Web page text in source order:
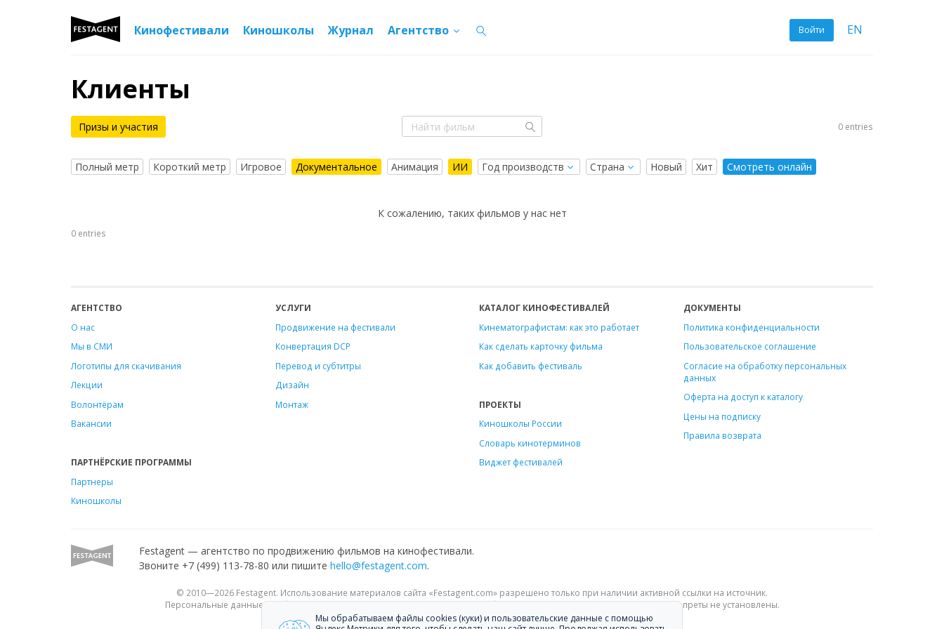
Войти EN
Кинофестивали Киношколы Журнал Агентство
Клиенты
Призы и участия 0 entries
Полный метр Короткий метр Игровое Документальное Анимация ИИ Новый Хит Смотреть онлайн
К сожалению, таких фильмов у нас нет
0 entries
АГЕНТСТВО
О нас
Мы в СМИ
Логотипы для скачивания
Лекции
Волонтёрам
Вакансии
ПАРТНЁРСКИЕ ПРОГРАММЫ
Партнеры
Киношколы
УСЛУГИ
Продвижение на фестивали
Конвертация DCP
Перевод и субтитры
Дизайн
Монтаж
КАТАЛОГ КИНОФЕСТИВАЛЕЙ
Кинематографистам: как это работает
Как сделать карточку фильма
Как добавить фестиваль
ПРОЕКТЫ
Киношколы России
Словарь кинотерминов
Виджет фестивалей
ДОКУМЕНТЫ
Политика конфиденциальности
Пользовательское соглашение
Согласие на обработку персональных
данных
Оферта на доступ к каталогу
Цены на подписку
Правила возврата
Festagent — агентство по продвижению фильмов на кинофестивали.
Звоните +7 (499) 113-78-80 или пишите hello@festagent.com.
© 2010—2026 Festagent. Использование материалов сайта «Festagent.com» разрешено только при наличии активной ссылки на источник.
Персональные данные, опубликованные на сайте, размещены с согласия субъектов персональных данных. Условия и запреты не установлены.
Made in Ural
Мы обрабатываем файлы cookies (куки) и пользовательские данные с помощью